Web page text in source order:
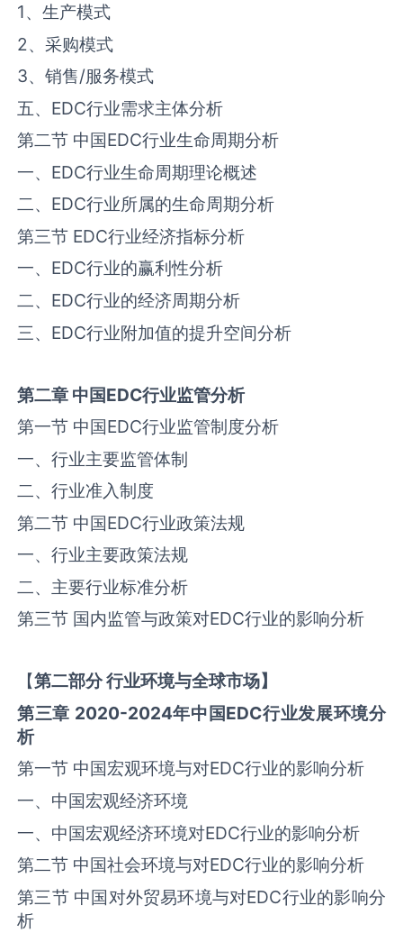
1、生产模式
2、采购模式
3、销售/服务模式
五、‌‌EDC‌‌行业需求主体分析
第二节 中国‌‌EDC‌‌行业生命周期分析
一、‌‌EDC‌‌行业生命周期理论概述
二、‌‌EDC‌‌行业所属的生命周期分析
第三节 ‌‌EDC‌‌行业经济指标分析
一、‌‌EDC‌‌行业的赢利性分析
二、‌‌EDC‌‌行业的经济周期分析
三、‌‌EDC‌‌行业附加值的提升空间分析
第二章 中国EDC行业监管分析
第一节 中国‌‌EDC‌‌行业监管制度分析
一、行业主要监管体制
二、行业准入制度
第二节 中国‌‌EDC‌‌行业政策法规
一、行业主要政策法规
二、主要行业标准分析
第三节 国内监管与政策对‌‌EDC‌‌行业的影响分析
【第二部分行业环境与全球市场】
第三章 2020-2024年中国EDC行业发展环境分
析
第一节 中国宏观环境与对‌‌EDC‌‌行业的影响分析
一、中国宏观经济环境
一、中国宏观经济环境对‌‌EDC‌‌行业的影响分析
第二节 中国社会环境与对‌‌EDC‌‌行业的影响分析
第三节 中国对外贸易环境与对‌‌EDC‌‌行业的影响分
析